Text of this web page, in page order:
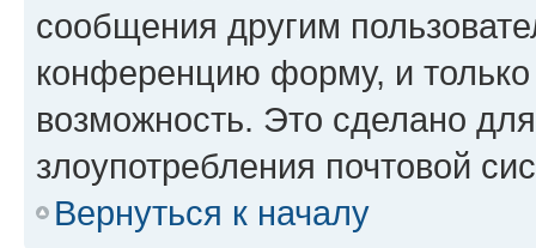
сообщения другим
конференцию форму, и
возможность. Это сделано
злоупотребления почтовой
Вернуться к началу